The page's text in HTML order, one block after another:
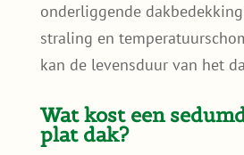
onderliggende
straling en
kan de levensduur van het
Wat kost een
plat dak?